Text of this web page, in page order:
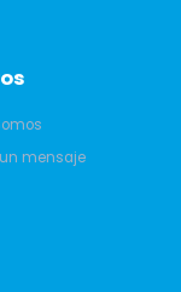
mensaje